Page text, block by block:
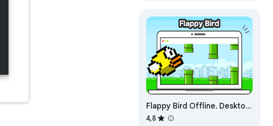
required!
Flappy Bird Offline. Desktop
Version
4,8